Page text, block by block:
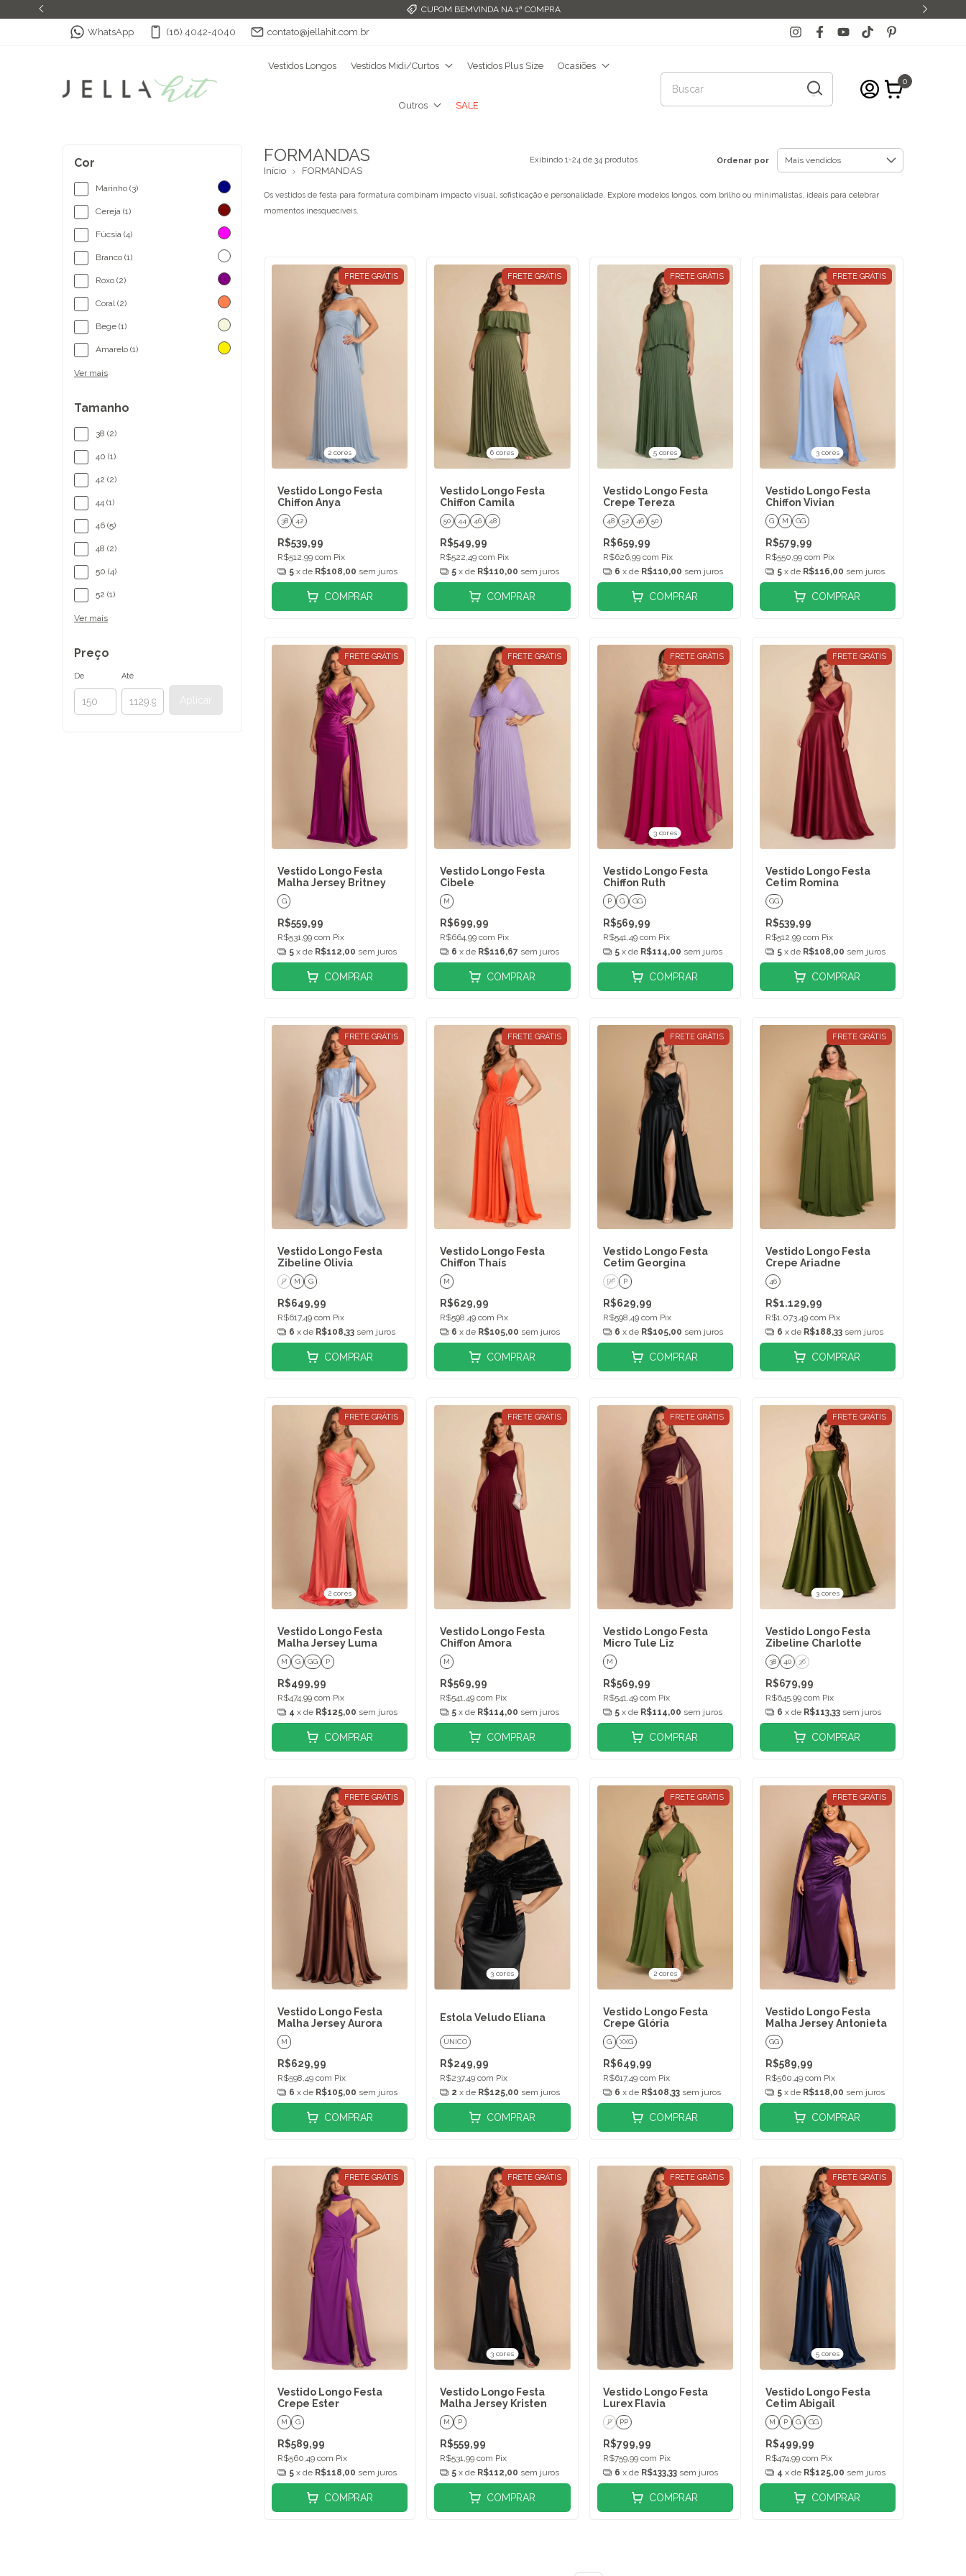
FRETE GRÁTIS ACIMA DE R$349,99
WhatsApp (16) 4042-4040 contato@jellahit.com.br
Vestidos Longos Vestidos Midi/Curtos Vestidos Plus Size Ocasiões
Outros SALE
0
Cor
Marinho (3)
Cereja (1)
Fúcsia (4)
Branco (1)
Roxo (2)
Coral (2)
Bege (1)
Amarelo (1)
Ver mais
Tamanho
38 (2)
40 (1)
42 (2)
44 (1)
46 (5)
48 (2)
50 (4)
52 (1)
Ver mais
Preço
De Até
Aplicar
FORMANDAS
Início FORMANDAS
Exibindo 1-24 de 34 produtos Ordenar por
Os vestidos de festa para formatura combinam impacto visual, sofisticação e personalidade. Explore modelos longos, com brilho ou minimalistas, ideais para celebrar
momentos inesquecíveis.
FRETE GRÁTIS
2 cores
Vestido Longo Festa
Chiffon Anya
38 42
R$539,99
R$512,99 com Pix
5 x de R$108,00 sem juros
COMPRAR
FRETE GRÁTIS
6 cores
Vestido Longo Festa
Chiffon Camila
50 44 46 48
R$549,99
R$522,49com Pix
5 x de R$110,00 sem juros
COMPRAR
FRETE GRÁTIS
5 cores
Vestido Longo Festa
Crepe Tereza
48 52 46 50
R$659,99
R$626,99 com Pix
6 x de R$110,00 sem juros
COMPRAR
FRETE GRÁTIS
3 cores
Vestido Longo Festa
Chiffon Vivian
G M GG
R$579,99
R$550,99 com Pix
5 x de R$116,00 sem juros
COMPRAR
FRETE GRÁTIS
Vestido Longo Festa
Malha Jersey Britney
G
R$559,99
R$531,99 com Pix
5 x de R$112,00 sem juros
COMPRAR
FRETE GRÁTIS
Vestido Longo Festa
Cibele
M
R$699,99
R$664,99com Pix
6 x de R$116,67 sem juros
COMPRAR
FRETE GRÁTIS
3 cores
Vestido Longo Festa
Chiffon Ruth
P G GG
R$569,99
R$541,49 com Pix
5 x de R$114,00 sem juros
COMPRAR
FRETE GRÁTIS
Vestido Longo Festa
Cetim Romina
GG
R$539,99
R$512,99 com Pix
5 x de R$108,00 sem juros
COMPRAR
FRETE GRÁTIS
Vestido Longo Festa
Zibeline Olivia
P M G
R$649,99
R$617,49 com Pix
6 x de R$108,33 sem juros
COMPRAR
FRETE GRÁTIS
Vestido Longo Festa
Chiffon Thaís
M
R$629,99
R$598,49com Pix
6 x de R$105,00 sem juros
COMPRAR
FRETE GRÁTIS
Vestido Longo Festa
Cetim Georgina
PP P
R$629,99
R$598,49 com Pix
6 x de R$105,00 sem juros
COMPRAR
FRETE GRÁTIS
Vestido Longo Festa
Crepe Ariadne
46
R$1.129,99
R$1.073,49 com Pix
6 x de R$188,33 sem juros
COMPRAR
FRETE GRÁTIS
2 cores
Vestido Longo Festa
Malha Jersey Luma
M G GG P
R$499,99
R$474,99 com Pix
4 x de R$125,00 sem juros
COMPRAR
FRETE GRÁTIS
Vestido Longo Festa
Chiffon Amora
M
R$569,99
R$541,49com Pix
5 x de R$114,00 sem juros
COMPRAR
FRETE GRÁTIS
Vestido Longo Festa
Micro Tule Liz
M
R$569,99
R$541,49 com Pix
5 x de R$114,00 sem juros
COMPRAR
FRETE GRÁTIS
3 cores
Vestido Longo Festa
Zibeline Charlotte
38 40 36
R$679,99
R$645,99 com Pix
6 x de R$113,33 sem juros
COMPRAR
FRETE GRÁTIS
Vestido Longo Festa
Malha Jersey Aurora
M
R$629,99
R$598,49 com Pix
6 x de R$105,00 sem juros
COMPRAR
3 cores
Estola Veludo Eliana
ÚNICO
R$249,99
R$237,49com Pix
2 x de R$125,00 sem juros
COMPRAR
FRETE GRÁTIS
2 cores
Vestido Longo Festa
Crepe Glória
G XXG
R$649,99
R$617,49 com Pix
6 x de R$108,33 sem juros
COMPRAR
FRETE GRÁTIS
Vestido Longo Festa
Malha Jersey Antonieta
GG
R$589,99
R$560,49 com Pix
5 x de R$118,00 sem juros
COMPRAR
FRETE GRÁTIS
Vestido Longo Festa
Crepe Ester
M G
R$589,99
R$560,49 com Pix
5 x de R$118,00 sem juros
COMPRAR
FRETE GRÁTIS
3 cores
Vestido Longo Festa
Malha Jersey Kristen
M P
R$559,99
R$531,99com Pix
5 x de R$112,00 sem juros
COMPRAR
FRETE GRÁTIS
Vestido Longo Festa
Lurex Flavia
P PP
R$799,99
R$759,99 com Pix
6 x de R$133,33 sem juros
COMPRAR
FRETE GRÁTIS
5 cores
Vestido Longo Festa
Cetim Abigail
M P G GG
R$499,99
R$474,99 com Pix
4 x de R$125,00 sem juros
COMPRAR